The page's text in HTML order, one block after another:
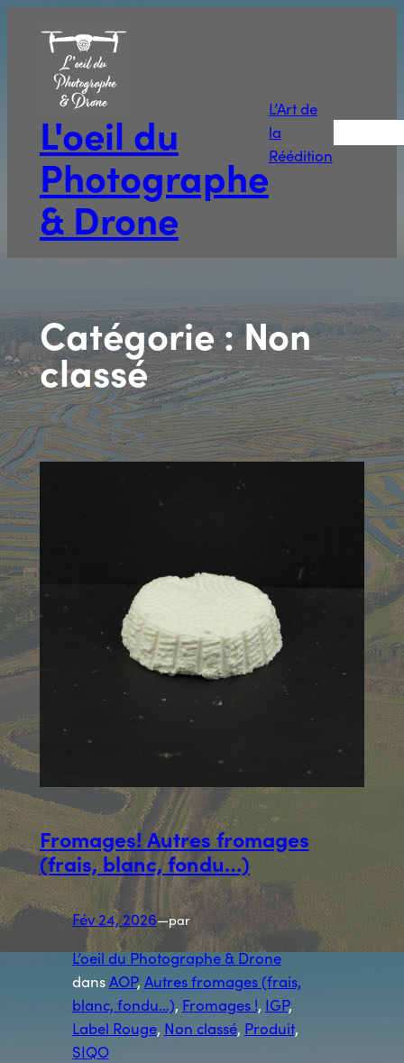
contenu
L'oeil du
Photographe
& Drone
L’Art de
la
Réédition
Catégorie :Non
classé
Fromages! Autres fromages
(frais, blanc, fondu…)
Fév 24, 2026—par
L’oeil du Photographe & Drone
dansAOP, Autres fromages (frais,
blanc, fondu…), Fromages !, IGP
Label Rouge, Non classé, Produit
SIQO